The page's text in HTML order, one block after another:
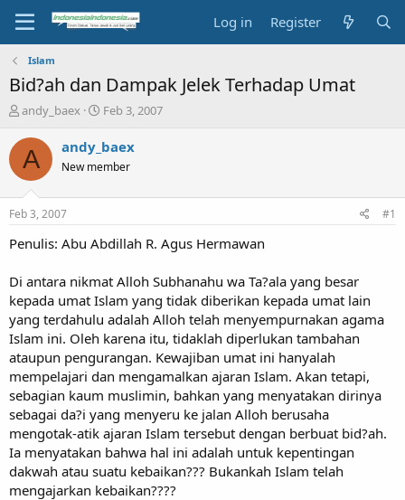
Log in Register
Islam
Bid?ah dan Dampak Jelek Terhadap Umat
T
r
e
a
s
t
a
e
r
andy_baex
S
a
t
e
Feb 3, 2007
A andy_baex
New member
Feb 3, 2007 #1
Penulis: Abu Abdillah R. Agus Hermawan
Di antara nikmat Alloh Subhanahu wa Ta?ala yang besar
kepada umat Islam yang tidak diberikan kepada umat lain
yang terdahulu adalah Alloh telah menyempurnakan agama
Islam ini. Oleh karena itu, tidaklah diperlukan tambahan
ataupun pengurangan. Kewajiban umat ini hanyalah
mempelajari dan mengamalkan ajaran Islam. Akan tetapi,
sebagian kaum muslimin, bahkan yang menyatakan dirinya
sebagai da?i yang menyeru ke jalan Alloh berusaha
mengotak-atik ajaran Islam tersebut dengan berbuat bid?ah.
Ia menyatakan bahwa hal ini adalah untuk kepentingan
dakwah atau suatu kebaikan??? Bukankah Islam telah
mengajarkan kebaikan????